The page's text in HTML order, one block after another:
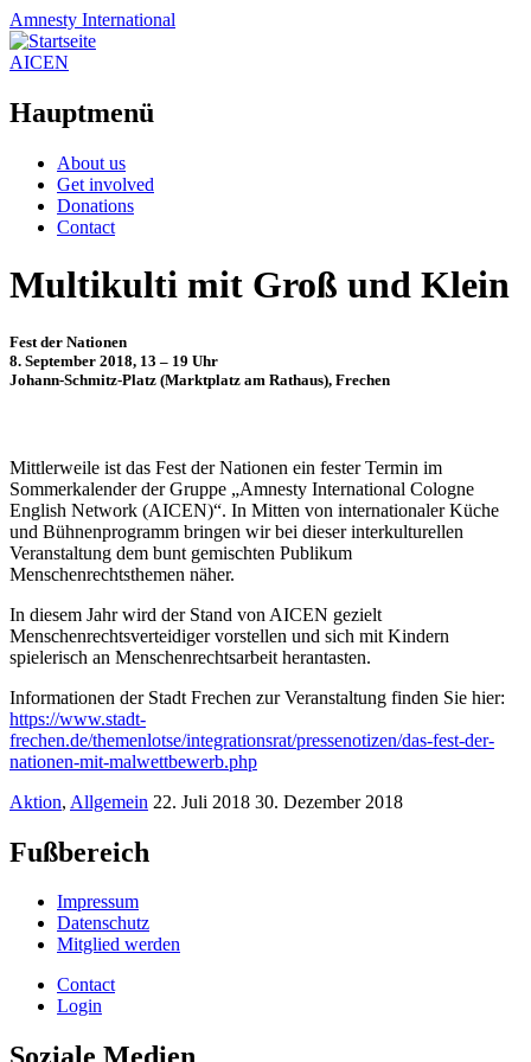
Amnesty International
AICEN
Hauptmenü
Zum
Inhalt
springen
About us
Get involved
Donations
Contact
Multikulti mit Groß und Klein
Fest der Nationen
8. September 2018, 13 – 19 Uhr
Johann-Schmitz-Platz (Marktplatz am Rathaus), Frechen
Mittlerweile ist das Fest der Nationen ein fester Termin im
Sommerkalender der Gruppe „Amnesty International Cologne
English Network (AICEN)“. In Mitten von internationaler Küche
und Bühnenprogramm bringen wir bei dieser interkulturellen
Veranstaltung dem bunt gemischten Publikum
Menschenrechtsthemen näher.
In diesem Jahr wird der Stand von AICEN gezielt
Menschenrechtsverteidiger vorstellen und sich mit Kindern
spielerisch an Menschenrechtsarbeit herantasten.
Informationen der Stadt Frechen zur Veranstaltung finden Sie hier:
https://www.stadt-
frechen.de/themenlotse/integrationsrat/pressenotizen/das-fest-der-
nationen-mit-malwettbewerb.php
Aktion, Allgemein 22. Juli 2018 30. Dezember 2018
Fußbereich
Impressum
Datenschutz
Mitglied werden
Contact
Login